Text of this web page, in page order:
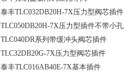
泰丰TLC032DB20H-7X压力型阀芯插件
TLC050DB20H-7X压力型插件不带小孔
TLC040DR系列带缓冲头阀芯插件
TLC32DB20G-7X压力型阀芯插件
泰丰TLC016AB40E-7X基本插件